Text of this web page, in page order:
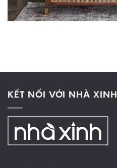
KẾT NỐI VỚI NHÀ XINH